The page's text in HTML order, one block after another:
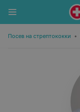
Посев на стрептококки •